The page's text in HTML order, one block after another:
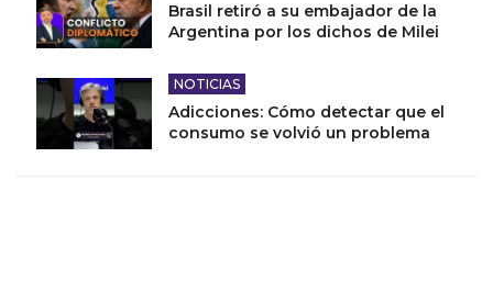
Brasil retiró a su embajador de la
Argentina por los dichos de Milei
NOTICIAS
Adicciones: Cómo detectar que el
consumo se volvió un problema